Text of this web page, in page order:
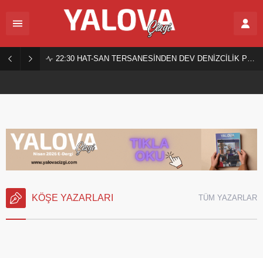
22:30 HAT-SAN TERSANESİNDEN DEV DENİZCİLİK PROJESİ!
PROJESİ!
KÖŞE YAZARLARI TÜM YAZARLAR